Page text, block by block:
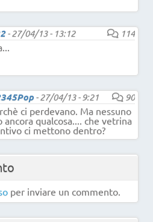
-27/04/13 - 13:12
114
-27/04/13 - 9:21
90
ci perdevano. Ma nessuno
ancora qualcosa.... che vetrina
ci mettono dentro?
per inviare un commento.